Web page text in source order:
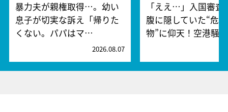
暴力夫が親権取得…。幼い
息子が切実な訴え「帰りた
くない。パパはマ…
2026.08.07
「ええ…」入国審査
腹に隠していた“危
物”に仰天！空港騒